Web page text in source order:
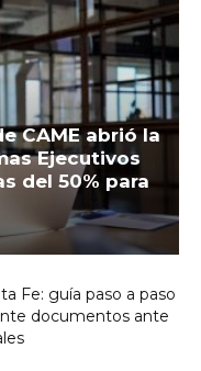
CAME abrió la
Ejecutivos
del 50% para
Fe: guía paso a paso
documentos ante